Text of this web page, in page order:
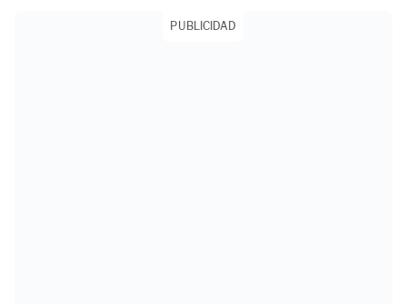
PUBLICIDAD